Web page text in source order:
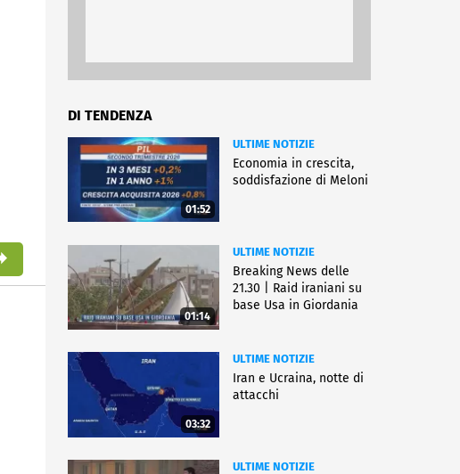
DI TENDENZA
01:52
ULTIME NOTIZIE
Economia in crescita,
soddisfazione di Meloni
01:14
ULTIME NOTIZIE
Breaking News delle
21.30 | Raid iraniani su
base Usa in Giordania
03:32
ULTIME NOTIZIE
Iran e Ucraina, notte di
attacchi
ULTIME NOTIZIE